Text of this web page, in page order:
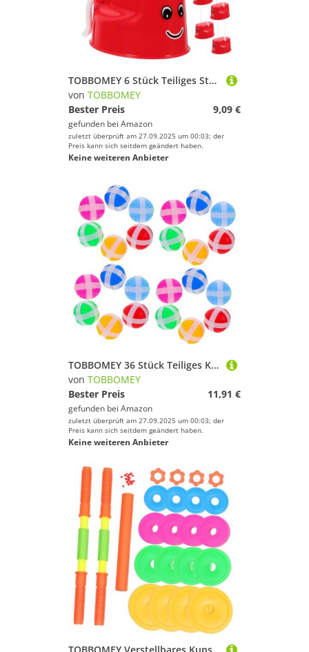
TOBBOMEY 6 Stück Teiliges Stelzen Rot Balancierendes Stepper Anti rutsch design und Massagepunkten Fördert Gleichgewicht Koordination Konzentration für Kindergarten und Outdoor aktivitäten
von TOBBOMEY
Bester Preis
9,09 €
gefunden bei Amazon
zuletzt überprüft am 27.09.2025 um 00:03; der
Preis kann sich seitdem geändert haben.
Keine weiteren Anbieter
TOBBOMEY 36 Stück Teiliges Klettball Wurfspiel Bunte Weiche Haftbälle für Vielseitiges Dart Golfspiel Zubehör Fördert Motorische Fähigkeiten und Präzision für Drinnen und Draußen
von TOBBOMEY
Bester Preis
11,91 €
gefunden bei Amazon
zuletzt überprüft am 27.09.2025 um 00:03; der
Preis kann sich seitdem geändert haben.
Keine weiteren Anbieter